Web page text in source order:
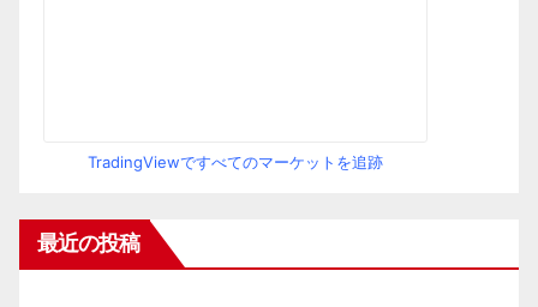
TradingViewですべてのマーケットを追跡
最近の投稿